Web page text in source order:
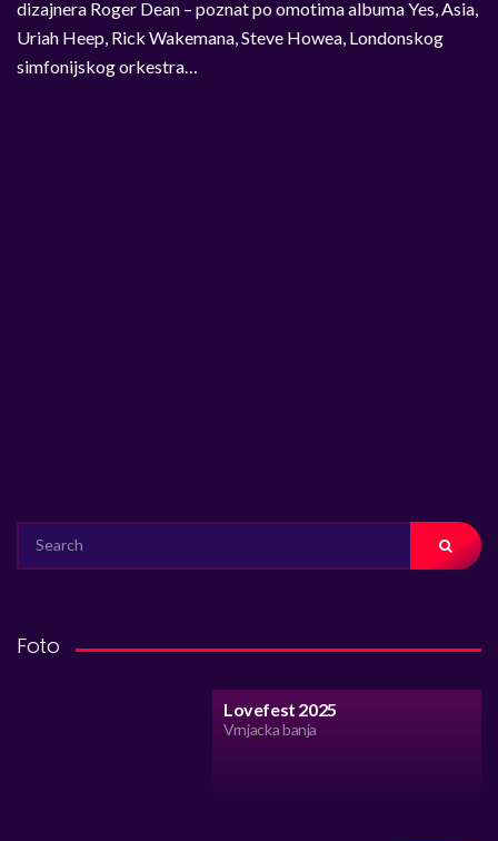
dizajnera Roger Dean – poznat po omotima albuma Yes, Asia,
Uriah Heep, Rick Wakemana, Steve Howea, Londonskog
simfonijskog orkestra…
FOR:
Foto
Lovefest 2025
Vrnjacka banja